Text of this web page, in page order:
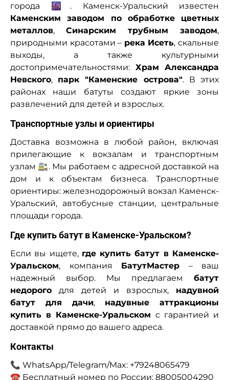
города 🌆. Каменск-Уральский известен
Каменским заводом по обработке цветных
металлов, Синарским трубным заводом,
природными красотами – река Исеть, скальные
выходы, а также культурными
достопримечательностями: Храм Александра
Невского, парк "Каменские острова". В этих
районах наши батуты создают яркие зоны
развлечений для детей и взрослых.
Транспортные узлы и ориентиры
Доставка возможна в любой район, включая
прилегающие к вокзалам и транспортным
узлам 🚉. Мы работаем с адресной доставкой на
дом и к объектам бизнеса. Транспортные
ориентиры: железнодорожный вокзал Каменск-
Уральский, автобусные станции, центральные
площади города.
Где купить батут в Каменске-Уральском?
Если вы ищете, где купить батут в Каменске-
Уральском, компания БатутМастер – ваш
надежный выбор. Мы предлагаем батут
недорого для детей и взрослых, надувной
батут для дачи, надувные аттракционы
купить в Каменске-Уральском с гарантией и
доставкой прямо до вашего адреса.
Контакты
📞 WhatsApp/Telegram/Max: +79248065479
☎ Бесплатный номер по России: 88005004290